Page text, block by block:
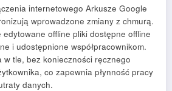
internetowego Arkusze Google
wprowadzone zmiany z chmurą.
edytowane offline pliki dostępne offline
i udostępnione współpracownikom.
w tle, bez konieczności ręcznego
co zapewnia płynność pracy
danych.